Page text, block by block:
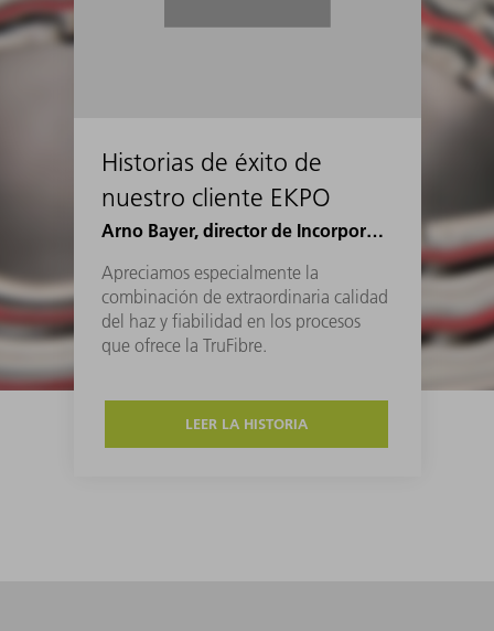
Historias de éxito de
nuestro cliente EKPO
Arno Bayer, director de Incorporación a la Ingeniería Industrial en EKPO
Apreciamos especialmente la
combinación de extraordinaria calidad
del haz y fiabilidad en los procesos
que ofrece la TruFibre.
LEER LA HISTORIA